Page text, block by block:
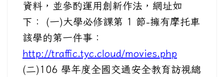
資料，並參酌運用創新作法，網址如
下： (一)大學必修課第 1 節-擁有摩托車
該學的第一件事：
http://traffic.tyc.cloud/movies.php
(二)106 學年度全國交通安全教育訪視總